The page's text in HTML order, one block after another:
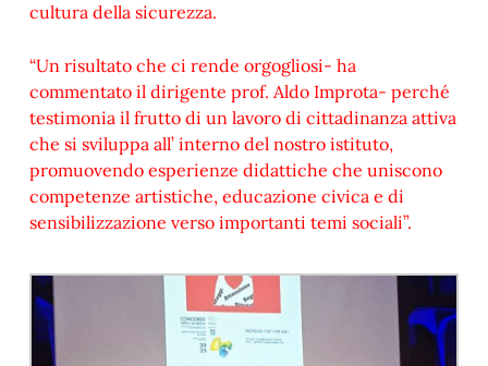
cultura della sicurezza.
“Un risultato che ci rende orgogliosi- ha
commentato il dirigente prof. Aldo Improta- perché
testimonia il frutto di un lavoro di cittadinanza attiva
che si sviluppa all’ interno del nostro istituto,
promuovendo esperienze didattiche che uniscono
competenze artistiche, educazione civica e di
sensibilizzazione verso importanti temi sociali”.